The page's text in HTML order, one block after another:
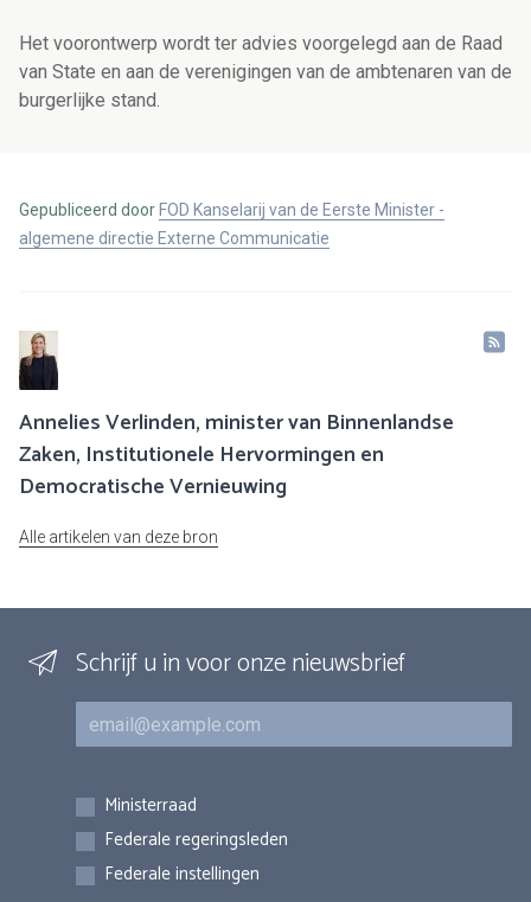
Het voorontwerp wordt ter advies voorgelegd aan de Raad
van State en aan de verenigingen van de ambtenaren van de
burgerlijke stand.
Gepubliceerd door FOD Kanselarij van de Eerste Minister -
algemene directie Externe Communicatie
Annelies Verlinden, minister van Binnenlandse
Zaken, Institutionele Hervormingen en
Democratische Vernieuwing
Alle artikelen van deze bron
Schrijf u in voor onze nieuwsbrief
E-mail
Inschrijvingen
Ministerraad
Federale regeringsleden
Federale instellingen